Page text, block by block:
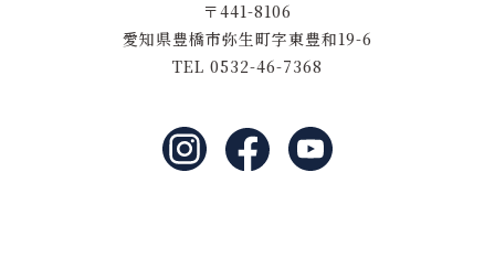
〒441-8106
愛知県豊橋市弥生町字東豊和19-6
TEL 0532-46-7368